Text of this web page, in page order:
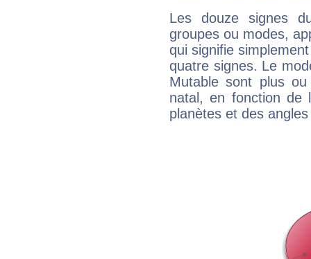
Les douze signes
groupes ou modes,
qui signifie
quatre signes. Le
Mutable sont plus
natal, en fonction de
planètes et des